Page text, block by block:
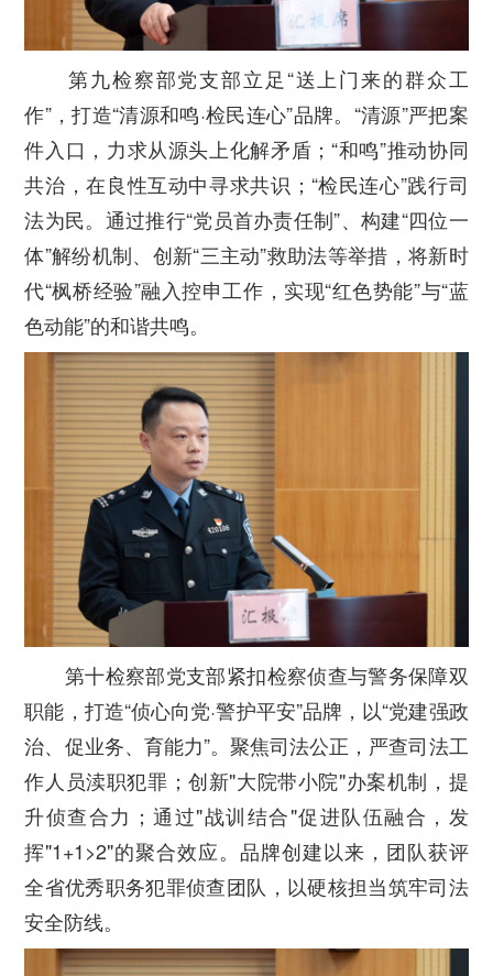
第九检察部党支部立足“送上门来的群众工
作”，打造“清源和鸣·检民连心”品牌。“清源”严把案
件入口，力求从源头上化解矛盾；“和鸣”推动协同
共治，在良性互动中寻求共识；“检民连心”践行司
法为民。通过推行“党员首办责任制”、构建“四位一
体”解纷机制、创新“三主动”救助法等举措，将新时
代“枫桥经验”融入控申工作，实现“红色势能”与“蓝
色动能”的和谐共鸣。
第十检察部党支部紧扣检察侦查与警务保障双
职能，打造“侦心向党·警护平安”品牌，以“党建强政
治、促业务、育能力”。聚焦司法公正，严查司法工
作人员渎职犯罪；创新"大院带小院"办案机制，提
升侦查合力；通过"战训结合"促进队伍融合，发
挥"1+1>2"的聚合效应。品牌创建以来，团队获评
全省优秀职务犯罪侦查团队，以硬核担当筑牢司法
安全防线。